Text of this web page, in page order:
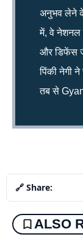
अनुभव लेने के
में, वे नेशनल
और डिफेंस
पिंकी नेगी
तब से
🔗 Share:
ALSO